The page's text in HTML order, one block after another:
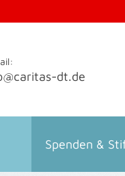
dt.de
Spenden &